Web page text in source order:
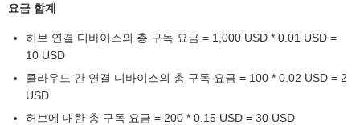
요금 합계
허브 연결 디바이스의 총 구독 요금 = 1,000 USD * 0.01 USD =
10 USD
클라우드 간 연결 디바이스의 총 구독 요금 = 100 * 0.02 USD = 2
USD
허브에 대한 총 구독 요금 = 200 * 0.15 USD = 30 USD